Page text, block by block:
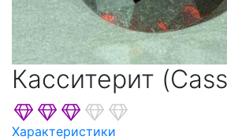
Касситерит
Характеристики